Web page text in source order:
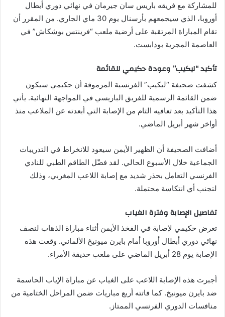
ن
ي
للمشاركة مع فريقه باريس سان جيرمان في نهائي دوري أبطال
أوروبا، الذي سيجمعهم بأرسنال يوم 30 ماي الجاري. من المقرر أن
تقام المباراة المرتقبة على أرضية ملعب “فرينتس بوشكاش” في
العاصمة المجرية بودابست.
تأكيد “ليكيب” وعودة حكيمي للقائمة
كشفت صحيفة “ليكيب” الفرنسية المرموقة أن حكيمي سيكون
ضمن القائمة الرسمية للفريق الباريسي في المواجهة النهائية. يأتي
هذا التأكيد بعد تعافيه التام من الإصابة التي أبعدته عن الملاعب منذ
أواخر شهر أبريل الماضي.
أضافت الصحيفة أن الظهير الأيمن سيعود للانخراط في التدريبات
الجماعية خلال الأسبوع الحالي. لقد فضّل الطاقم الطبي للنادي
الفرنسي التعامل بحذر شديد مع إصابة اللاعب المغربي، وذلك
لتجنب أي انتكاسة محتملة.
تفاصيل الإصابة وفترة الغياب
تعرض حكيمي لإصابة في الفخذ الأيمن أثناء مباراة الذهاب لنصف
نهائي دوري أبطال أوروبا أمام بايرن ميونيخ الألماني. وقعت هذه
الإصابة يوم 28 أبريل الماضي على ملعب حديقة الأمراء.
أجبرت هذه الإصابة اللاعب على الغياب عن مباراة الإياب الحاسمة
ضد بايرن ميونيخ. كما فاتته أربع مباريات ضمن المراحل الختامية من
منافسات الدوري الفرنسي الممتاز.